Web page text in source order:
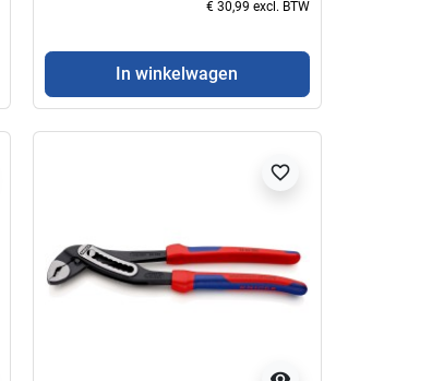
€ 30,99 excl. BTW
In winkelwagen
favorite_border